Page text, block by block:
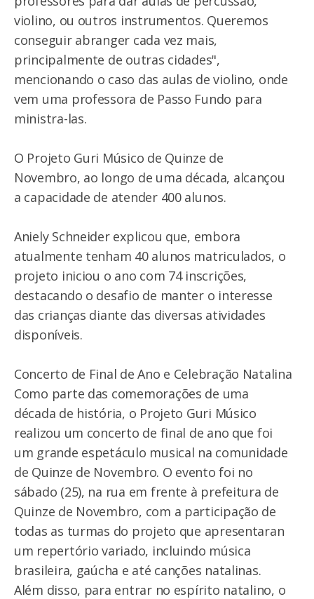
violino, ou outros instrumentos. Queremos
conseguir abranger cada vez mais,
principalmente de outras cidades",
mencionando o caso das aulas de violino, onde
vem uma professora de Passo Fundo para
ministra-las.
O Projeto Guri Músico de Quinze de
Novembro, ao longo de uma década, alcançou
a capacidade de atender 400 alunos.
Aniely Schneider explicou que, embora
atualmente tenham 40 alunos matriculados, o
projeto iniciou o ano com 74 inscrições,
destacando o desafio de manter o interesse
das crianças diante das diversas atividades
disponíveis.
Concerto de Final de Ano e Celebração Natalina
Como parte das comemorações de uma
década de história, o Projeto Guri Músico
realizou um concerto de final de ano que foi
um grande espetáculo musical na comunidade
de Quinze de Novembro. O evento foi no
sábado (25), na rua em frente à prefeitura de
Quinze de Novembro, com a participação de
todas as turmas do projeto que apresentaran
um repertório variado, incluindo música
brasileira, gaúcha e até canções natalinas.
Além disso, para entrar no espírito natalino, o